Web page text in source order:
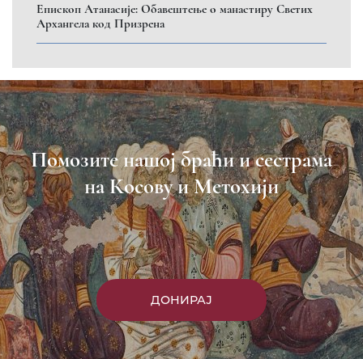
Eпископ Атанасије: Обавештење о манастиру Светих
Архангела код Призрена
Помозите нашој браћи и сестрама
на Косову и Метохији
ДОНИРАЈ